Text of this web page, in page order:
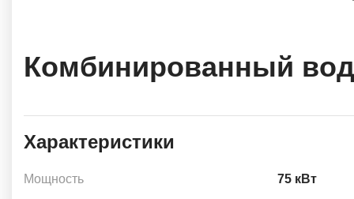
Комбинированный
Характеристики
Мощность 75 кВт